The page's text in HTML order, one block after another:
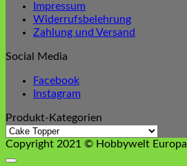
Impressum
Widerrufsbelehrung
Zahlung und Versand
Social Media
Facebook
Instagram
Produkt-Kategorien
Copyright 2021 © Hobbywelt Europa